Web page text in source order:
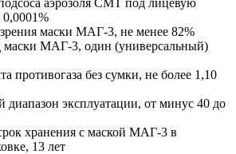
0,0001%
маски МАГ-3, не менее 82%
маски МАГ-3, один (универсальный)
противогаза без сумки, не более 1,10
диапазон эксплуатации, от минус 40 до
хранения с маской МАГ-3 в
13 лет